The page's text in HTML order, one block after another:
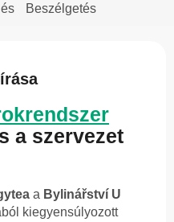
Beszélgetés
a szervezet
a Bylinářství U
kiegyensúlyozott